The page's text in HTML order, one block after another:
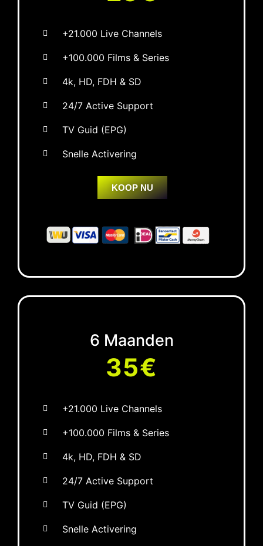
+21.000 Live Channels
+100.000 Films & Series
4k, HD, FDH & SD
24/7 Active Support
TV Guid (EPG)
Snelle Activering
KOOP NU
6 Maanden
35€
+21.000 Live Channels
+100.000 Films & Series
4k, HD, FDH & SD
24/7 Active Support
TV Guid (EPG)
Snelle Activering